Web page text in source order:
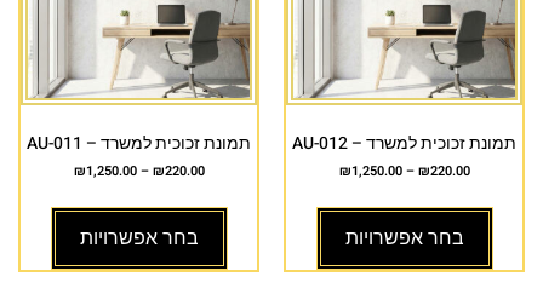
תמונת זכוכית למשרד – AU-012
₪220.00
–
₪1,250.00
בחר אפשרויות
תמונת זכוכית למשרד – AU-011
₪220.00
–
₪1,250.00
בחר אפשרויות